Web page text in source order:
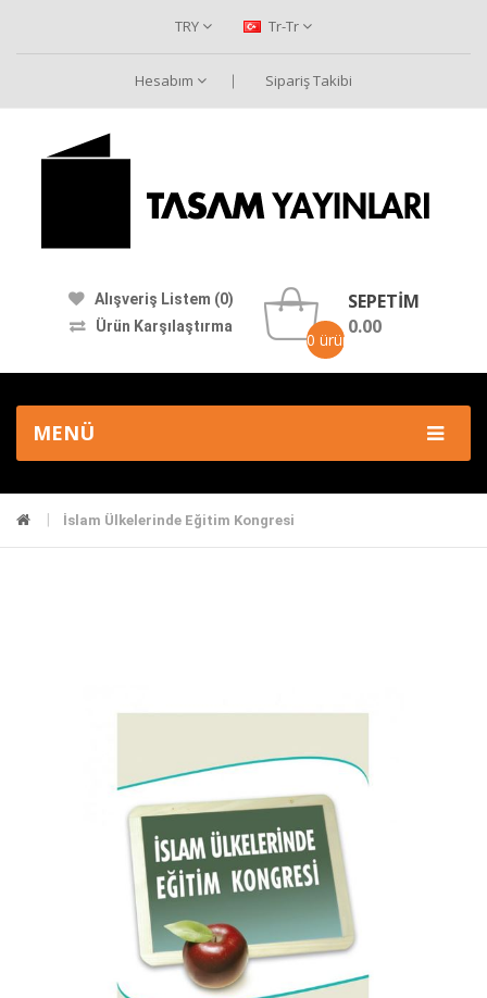
TRY Tr-Tr
Hesabım Sipariş Takibi
Alışveriş Listem (0)
Ürün Karşılaştırma
0 ürün -
SEPETIM
0.00
MENÜ
İslam Ülkelerinde Eğitim Kongresi